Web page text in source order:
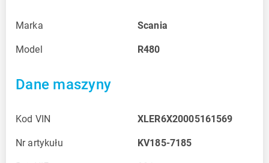
Marka Scania
Model R480
Dane maszyny
Kod VIN XLER6X20005161569
Nr artykułu KV185-7185